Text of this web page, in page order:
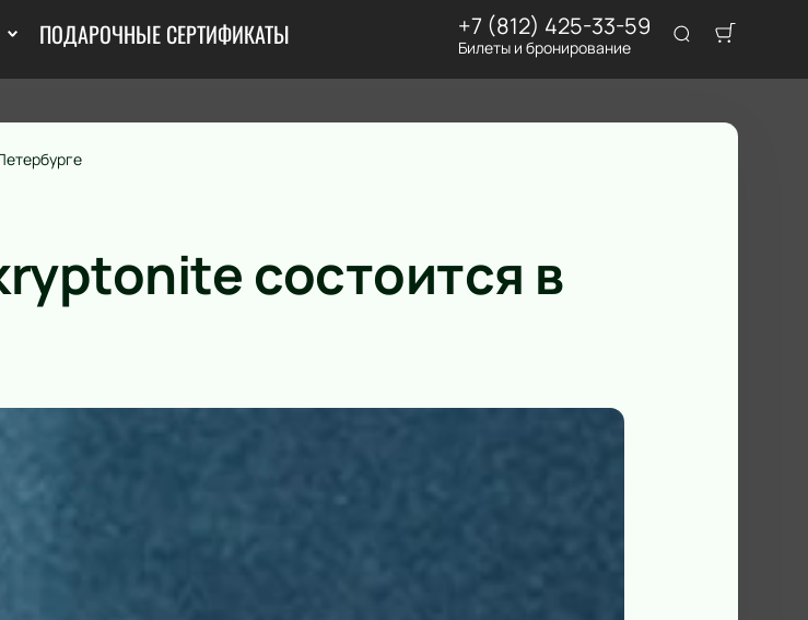
ПОДАРОЧНЫЕ СЕРТИФИКАТЫ +7 (812) 425-33-59
Билеты и бронирование
состоится в